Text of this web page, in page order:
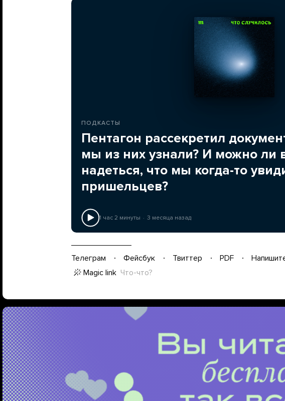
ПОДКАСТЫ
Пентагон рассекретил
мы из них узнали? И можно ли
надеться, что мы когда-то
пришельцев?
1 час 2 минуты 3 месяца назад
Телеграм Фейсбук Твиттер PDF
Magic link Что-что?